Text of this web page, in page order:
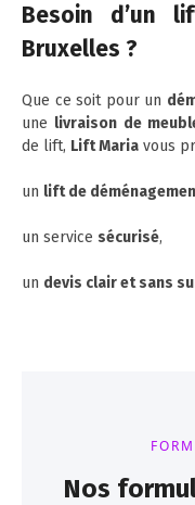
Besoin d’un
Bruxelles ?
Que ce soit pour un
une livraison de
de lift, Lift Maria vous
un lift de
un service sécurisé,
un devis clair et sans
Nos